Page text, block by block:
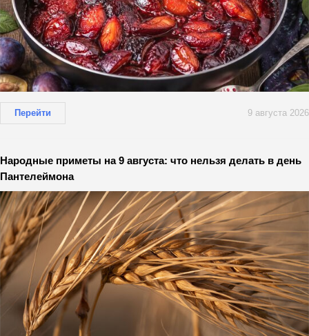
Перейти 9 августа 2026
Народные приметы на 9 августа: что нельзя делать в день
Пантелеймона